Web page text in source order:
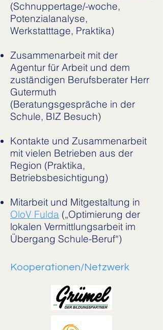
(Schnuppertage/-woche,
Potenzialanalyse,
Werkstatttage, Praktika)
Zusammenarbeit mit der
Agentur für Arbeit und dem
zuständigen Berufsberater Herr
Gutermuth
(Beratungsgespräche in der
Schule, BIZ Besuch)
Kontakte und Zusammenarbeit
mit vielen Betrieben aus der
Region (Praktika,
Betriebsbesichtigung)
Mitarbeit und Mitgestaltung in
OloV Fulda („Optimierung der
lokalen Vermittlungsarbeit im
Übergang Schule-Beruf“)
Kooperationen/Netzwerk